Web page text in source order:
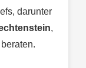
darunter
,